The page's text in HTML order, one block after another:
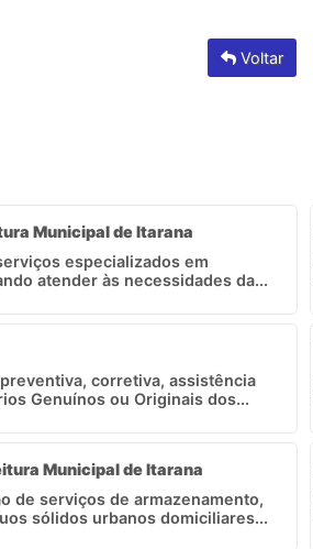
Voltar
Municipal de Itarana
especializados em
atender às necessidades da...
corretiva, assistência
Genuínos ou Originais dos...
Municipal de Itarana
de serviços de armazenamento,
sólidos urbanos domiciliares...